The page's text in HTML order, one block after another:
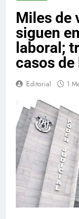
Miles de
siguen
laboral;
casos
Editorial 1